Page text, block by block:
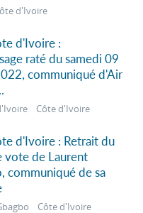
d'Ivoire
d'Ivoire :
raté du samedi 09
communiqué d'Air
Côte d'Ivoire
d'Ivoire : Retrait du
vote de Laurent
communiqué de sa
Côte d'Ivoire